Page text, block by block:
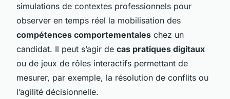
simulations de contextes professionnels pour
observer en temps réel la mobilisation des
compétences comportementales chez un
candidat. Il peut s’agir de cas pratiques digitaux
ou de jeux de rôles interactifs permettant de
mesurer, par exemple, la résolution de conflits ou
l’agilité décisionnelle.